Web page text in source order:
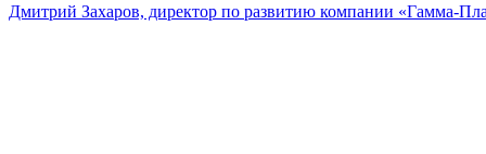
Дмитрий Захаров, директор по развитию компании «Гамма-